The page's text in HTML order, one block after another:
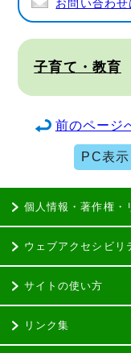
お問い合わせ
子育て・教育
前のページ
PC表示
個人情報・著作権・
ウェブアクセシビリ
サイトの使い方
リンク集